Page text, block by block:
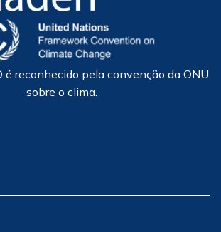
é reconhecido pela convenção da ONU
sobre o clima.